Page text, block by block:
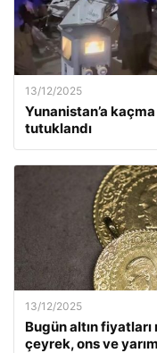
13/12/2025
Yunanistan’a
tutuklandı
13/12/2025
Bugün altın
çeyrek, ons ve